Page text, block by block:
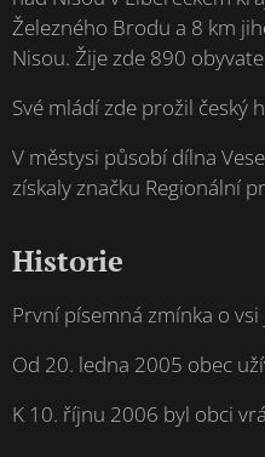
Železného Brodu a 8 km
Nisou. Žije zde 890
Své mládí zde prožil český
V městysi působí dílna
získaly značku Regionální
Historie
První písemná zmínka o
Od 20. ledna 2005 obec
K 10. říjnu 2006 byl obci